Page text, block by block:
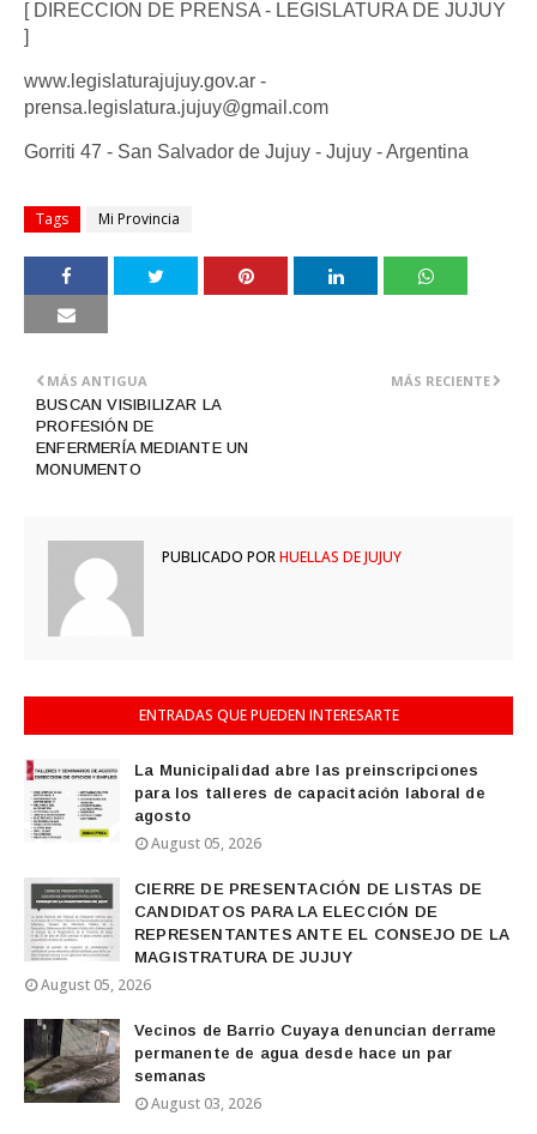
[ DIRECCION DE PRENSA - LEGISLATURA DE JUJUY
]
www.legislaturajujuy.gov.ar -
prensa.legislatura.jujuy@gmail.com
Gorriti 47 - San Salvador de Jujuy - Jujuy - Argentina
Tags Mi Provincia
MÁS RECIENTE
MÁS ANTIGUA
BUSCAN VISIBILIZAR LA
PROFESIÓN DE
ENFERMERÍA MEDIANTE UN
MONUMENTO
PUBLICADO PORHUELLAS DE JUJUY
ENTRADAS QUE PUEDEN INTERESARTE
La Municipalidad abre las preinscripciones
para los talleres de capacitación laboral de
agosto
August 05, 2026
CIERRE DE PRESENTACIÓN DE LISTAS DE
CANDIDATOS PARA LA ELECCIÓN DE
REPRESENTANTES ANTE EL CONSEJO DE LA
MAGISTRATURA DE JUJUY
August 05, 2026
Vecinos de Barrio Cuyaya denuncian derrame
permanente de agua desde hace un par
semanas
August 03, 2026